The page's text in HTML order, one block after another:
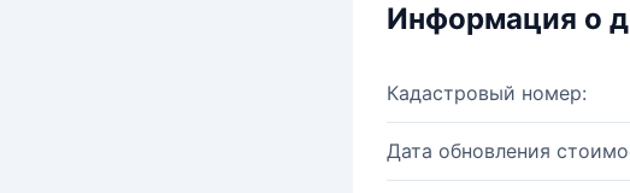
Информация о
Кадастровый номер:
Дата обновления